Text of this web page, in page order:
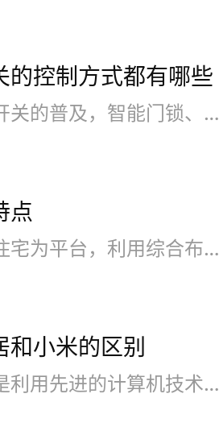
析技术申请了专
信号处理等方面
为智能家居提供
知空间，公司所
有当用户和远程
。
的控制方式都有哪些
随着智能家居开关的普及，智能门锁、智能窗帘、智能魔镜、智能插头、智能网关、智能灯等智能设备已经遍地开花，悄然进入我们的生活。那么这些智能产品的开关控制方式都有哪些?下面带大家来了解一下。
点
智能家居是以住宅为平台，利用综合布线技术、网络通信技术、 安全防范技术、自动控制技术、音视频技术将家居生活有关的设施集成，构建高效的住宅设施与家庭日程事务的管理系统，提升家居安全性、便利性、舒适性等。
小米的区别
智能家居系统是利用先进的计算机技术、网络通讯技术、智能云端控制、综合布线技术、医疗电子技术依照人体工程学原理，融合个性需求，将与家居生活有关的各个子系统如安防、灯光控制、窗帘控制、煤气阀控制、信息家电、场景联动、地板采暖、健康保健等。